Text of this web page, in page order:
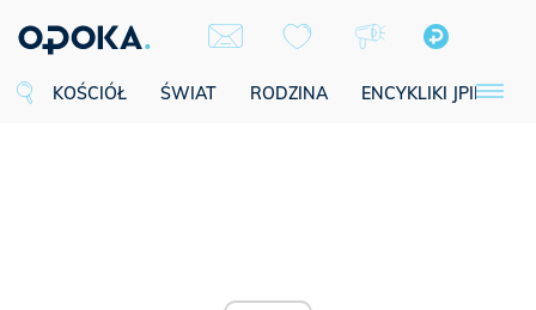
KOŚCIÓŁ ŚWIAT RODZINA ENCYKLIKI JPII